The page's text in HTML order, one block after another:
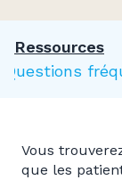
Ressources
Questions
Vous
que les